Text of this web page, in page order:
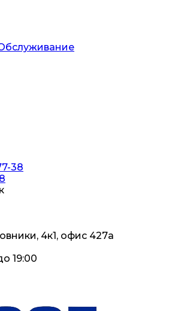
38
4к1, офис 427а
19:00